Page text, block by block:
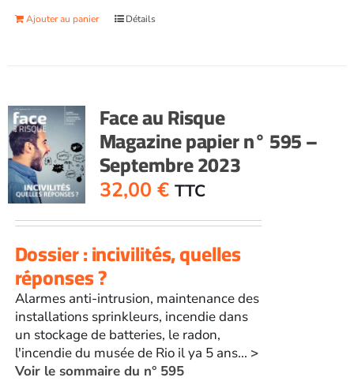
de
Face
593
-
Juin
2023
Ajouter au panier Détails
Face au Risque
Magazine papier n° 595 –
Septembre 2023
32,00 € TTC
Dossier : incivilités, quelles
réponses ?
Alarmes anti-intrusion, maintenance des
installations sprinkleurs, incendie dans
un stockage de batteries, le radon,
l'incendie du musée de Rio il ya 5 ans... >
Voir le sommaire du n° 595